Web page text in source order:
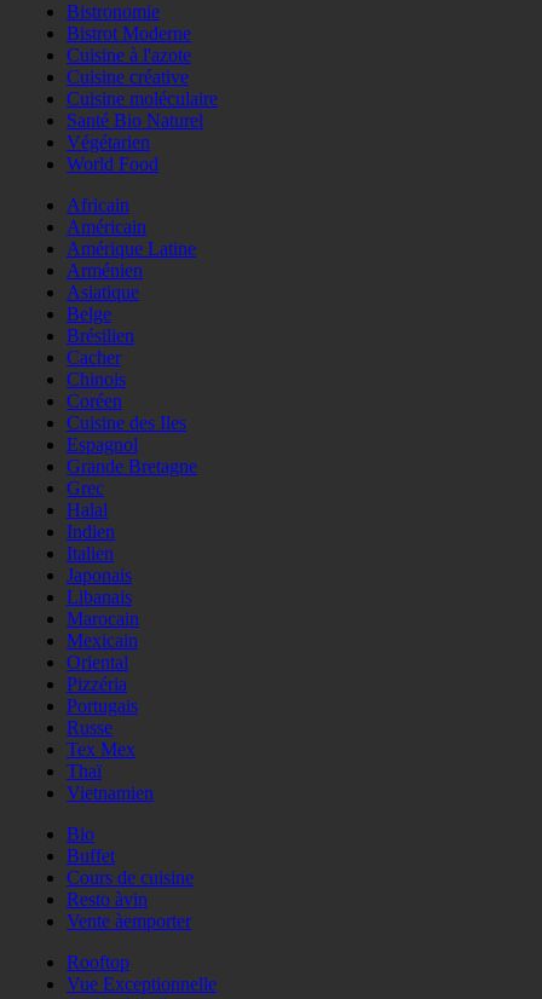
Bistronomie
Bistrot Moderne
Cuisine à l'azote
Cuisine créative
Cuisine moléculaire
Santé Bio Naturel
Végétarien
World Food
Africain
Américain
Amérique Latine
Arménien
Asiatique
Belge
Brésilien
Cacher
Chinois
Coréen
Cuisine des Iles
Espagnol
Grande Bretagne
Grec
Halal
Indien
Italien
Japonais
Libanais
Marocain
Mexicain
Oriental
Pizzéria
Portugais
Russe
Tex Mex
Thaï
Vietnamien
Bio
Buffet
Cours de cuisine
Resto àvin
Vente àemporter
Rooftop
Vue Exceptionnelle